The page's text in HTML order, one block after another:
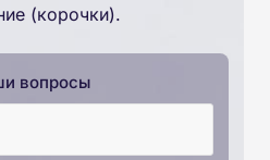
(корочки).
вопросы